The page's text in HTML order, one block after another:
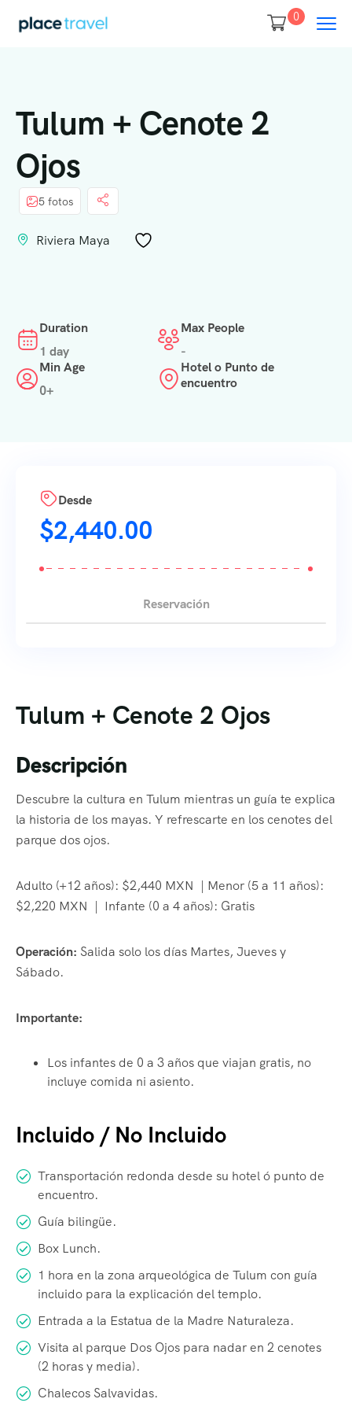
0
Tulum + Cenote 2
Ojos
5 fotos
Riviera Maya
Duration
1 day
Max People
-
Min Age
0+
Hotel o Punto de
encuentro
Tulum + Cenote 2 Ojos
Descripción
Descubre la cultura en Tulum mientras un guía te explica
la historia de los mayas. Y refrescarte en los cenotes del
parque dos ojos.
Adulto (+12 años): $2,440 MXN | Menor (5 a 11 años):
$2,220 MXN | Infante (0 a 4 años): Gratis
Operación: Salida solo los días Martes, Jueves y
Sábado.
Importante:
Los infantes de 0 a 3 años que viajan gratis, no
incluye comida ni asiento.
Incluido / No Incluido
Transportación redonda desde su hotel ó punto de
encuentro.
Guía bilingüe.
Box Lunch.
1 hora en la zona arqueológica de Tulum con guía
incluido para la explicación del templo.
Entrada a la Estatua de la Madre Naturaleza.
Visita al parque Dos Ojos para nadar en 2 cenotes
(2 horas y media).
Chalecos Salvavidas.
Desde
$2,440.00
Reservación